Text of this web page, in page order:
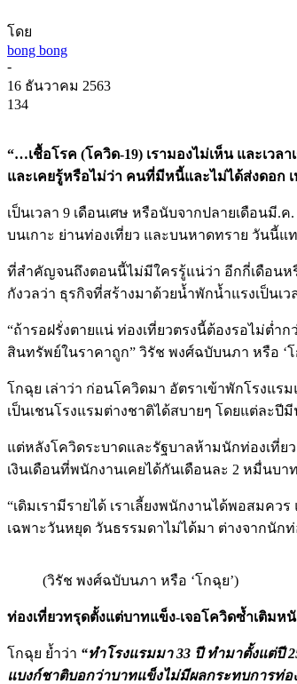
โดย
bong bong
-
16 ธันวาคม 2563
134
“…เชื้อโรค (โควิด-19) เรามองไม่เห็น และเว
และเคยรู้หรือไม่ว่า คนที่มีหนี้และไม่ได้ส่งดอก
เป็นเวลา 9 เดือนเศษ หรือนับจากปลายเดือนมี
บนเกาะ ย่านท่องเที่ยว และบนหาดทราย วันนี้แ
ที่สำคัญจนถึงตอนนี้ไม่มีใครรู้แน่ว่า อีกกี่เดือนห
กังวลว่า ธุรกิจที่สร้างมาด้วยน้ำพักน้ำแรงเป็นเ
“ถ้ารอฝรั่งตายแน่ ท่องเที่ยวตรงนี้ต้องรอไม่ต่ำ
สินทรัพย์ในราคาถูก” วิรัช พงศ์ฉบับนภา หรือ ‘
โกฉุย เล่าว่า ก่อนโควิดมา อัตราเข้าพักโรงแร
เป็นเชนโรงแรมต่างชาติได้สบายๆ โดยแต่ละปี
แต่หลังโควิดระบาดและรัฐบาลห้ามนักท่องเที่ย
เงินเดือนที่พนักงานเคยได้กันเดือนละ 2 หมื่นบ
“เดิมเรามีรายได้ เราเลี้ยงพนักงานได้พอสมค
เฉพาะวันหยุด วันธรรมดาไม่ได้มา ต่างจากนัก
(วิรัช พงศ์ฉบับนภา หรือ ‘โกฉุย’)
ท่องเที่ยวทรุดตั้งแต่บาทแข็ง-เจอโควิดซ้ำเติมห
โกฉุย ย้ำว่า “ทำโรงแรมมา 33 ปี ทำมาตั้งแต่ปี
แบงก์ชาติบอกว่าบาทแข็งไม่มีผลกระทบการท่อ